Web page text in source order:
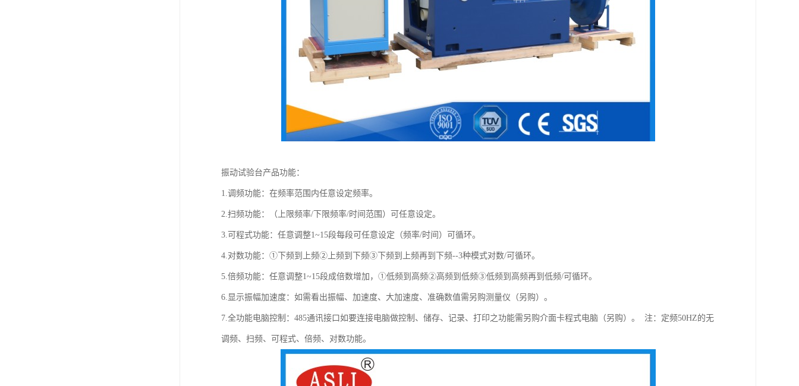
振动试验台产品功能：
1.调频功能：在频率范围内任意设定频率。
2.扫频功能：（上限频率/下限频率/时间范围）可任意设定。
3.可程式功能：任意调整1~15段每段可任意设定（频率/时间）可循环。
4.对数功能：①下频到上频②上频到下频③下频到上频再到下频--3种模式对数/可循环。
5.倍频功能：任意调整1~15段成倍数增加，①低频到高频②高频到低频③低频到高频再到低频/可循环。
6.显示振幅加速度：如需看出振幅、加速度、大加速度、准确数值需另购测量仪（另购）。
7.全功能电脑控制：485通讯接口如要连接电脑做控制、储存、记录、打印之功能需另购介面卡程式电脑（另购）。 注：定频50HZ的无
调频、扫频、可程式、倍频、对数功能。